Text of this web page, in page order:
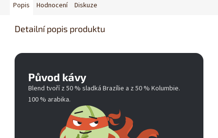
Popis Hodnocení Diskuze
Detailní popis produktu
Původ kávy
Blend tvoří z 50 % sladká Brazílie a z 50 % Kolumbie.
100 % arabika.